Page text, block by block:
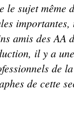
le sujet même
importantes,
amis des AA
il y a
de
de cette